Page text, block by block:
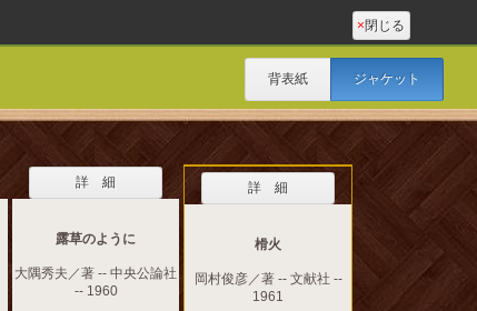
×閉じる
背表紙 ジャケット
詳 細
露草のように
大隅秀夫／著 -- 中央公論社
-- 1960
詳 細
榾火
岡村俊彦／著 -- 文献社 --
1961